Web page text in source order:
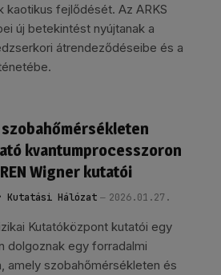
kaotikus fejlődését. Az ARKS
új betekintést nyújtanak a
átrendeződéseibe és a
kvantumprocesszoron
Wigner kutatói
Kutatási Hálózat 2026.01.27.
Kutatóközpont kutatói egy
dolgoznak egy forradalmi
amely szobahőmérsékleten és